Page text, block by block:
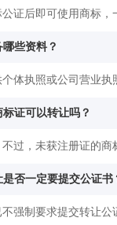
证后即可使用商标，
些资料？
体执照或公司营业执
证可以转让吗？
过，未获注册证的商
否一定要提交公证书
强制要求提交转让